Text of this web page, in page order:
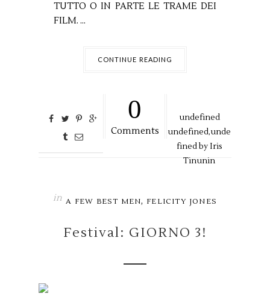
TUTTO O IN PARTE LE TRAME DEI
FILM. ...
CONTINUE READING
0
Comments
undefined
undefined,unde
fined byIris
Tinunin
in A FEW BEST MEN, FELICITY JONES
Festival: GIORNO 3!